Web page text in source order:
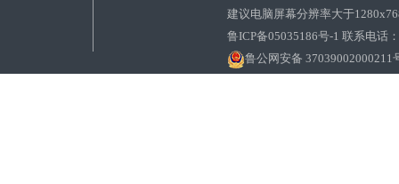
建议电脑屏幕分辨率大于
鲁ICP备05035186号-1 联系电话
鲁公网安备 37039002000211